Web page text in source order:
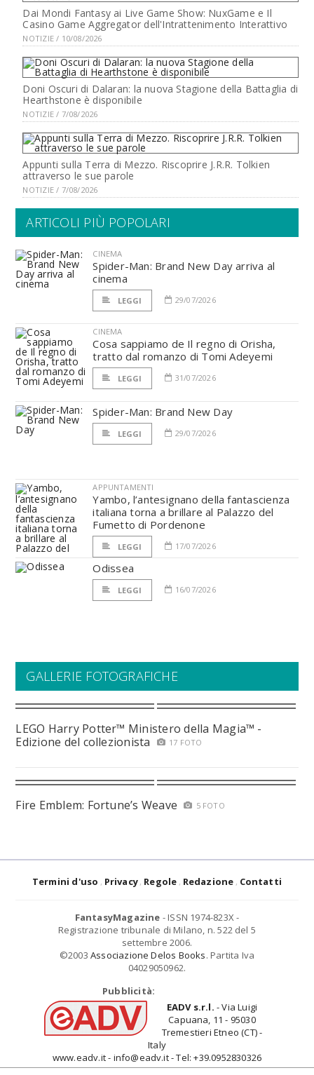
Dai Mondi Fantasy ai Live Game Show: NuxGame e Il
Casino Game Aggregator dell'Intrattenimento Interattivo
NOTIZIE / 10/08/2026
Doni Oscuri di Dalaran: la nuova Stagione della Battaglia di
Hearthstone è disponibile
NOTIZIE / 7/08/2026
Appunti sulla Terra di Mezzo. Riscoprire J.R.R. Tolkien
attraverso le sue parole
NOTIZIE / 7/08/2026
ARTICOLI PIÙ POPOLARI
CINEMA
Spider-Man: Brand New Day arriva al
cinema
LEGGI 29/07/2026
CINEMA
Cosa sappiamo de Il regno di Orisha,
tratto dal romanzo di Tomi Adeyemi
LEGGI 31/07/2026
Spider-Man: Brand New Day
LEGGI 29/07/2026
APPUNTAMENTI
Yambo, l’antesignano della fantascienza
italiana torna a brillare al Palazzo del
Fumetto di Pordenone
LEGGI 17/07/2026
Odissea
LEGGI 16/07/2026
GALLERIE FOTOGRAFICHE
LEGO Harry Potter™ Ministero della Magia™ -
Edizione del collezionista
17 FOTO
Fire Emblem: Fortune’s Weave 5 FOTO
Termini d'uso Privacy Regole Redazione Contatti
FantasyMagazine - ISSN 1974-823X -
Registrazione tribunale di Milano, n. 522 del 5
settembre 2006.
©2003 Associazione Delos Books. Partita Iva
04029050962.
Pubblicità:
EADV s.r.l. - Via Luigi
Capuana, 11 - 95030
Tremestieri Etneo (CT) -
Italy
www.eadv.it - info@eadv.it - Tel: +39.0952830326